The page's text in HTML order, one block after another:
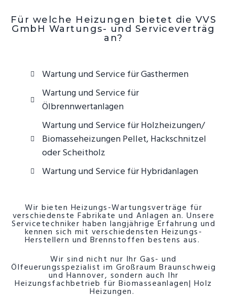
Für welche Heizungen bietet die VVS
GmbH Wartungs- und Serviceverträg
an?
Wartung und Service für Gasthermen
Wartung und Service für
Ölbrennwertanlagen
Wartung und Service für Holzheizungen/
Biomasseheizungen Pellet, Hackschnitzel
oder Scheitholz
Wartung und Service für Hybridanlagen
Wir bieten Heizungs-Wartungsverträge für
verschiedenste Fabrikate und Anlagen an. Unsere
Servicetechniker haben langjährige Erfahrung und
kennen sich mit verschiedensten Heizungs-
Herstellern und Brennstoffen bestens aus.
Wir sind nicht nur Ihr Gas- und
Ölfeuerungsspezialist im Großraum Braunschweig
und Hannover, sondern auch Ihr
Heizungsfachbetrieb für Biomasseanlagen| Holz
Heizungen.